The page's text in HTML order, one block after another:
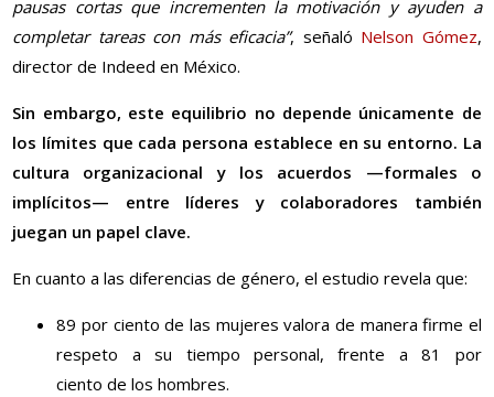
pausas cortas que incrementen la motivación y ayuden a
completar tareas con más eficacia”, señaló Nelson Gómez,
director de Indeed en México.
Sin embargo, este equilibrio no depende únicamente de
los límites que cada persona establece en su entorno. La
cultura organizacional y los acuerdos —formales o
implícitos— entre líderes y colaboradores también
juegan un papel clave.
En cuanto a las diferencias de género, el estudio revela que:
89 por ciento de las mujeres valora de manera firme el
respeto a su tiempo personal, frente a 81 por
ciento de los hombres.